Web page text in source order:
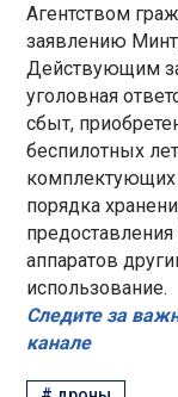
Агентством
заявлению
Действующим
уголовная
сбыт,
беспилотных
комплектующих
порядка
аппаратов
использование.
Следите за
канале